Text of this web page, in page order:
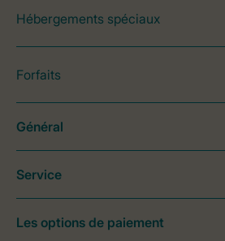
Hébergements spéciaux
Forfaits
Général
Service
Les options de paiement